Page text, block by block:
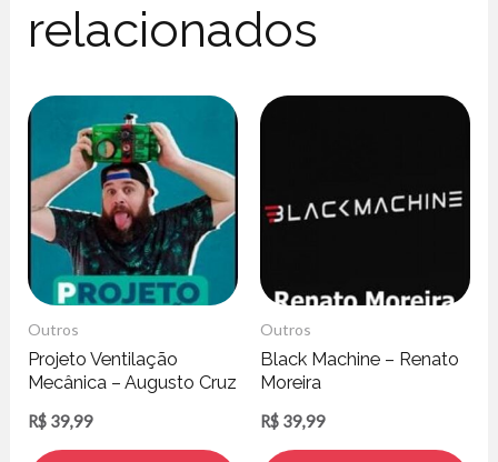
relacionados
Outros
Projeto Ventilação
Mecânica – Augusto Cruz
R$ 39,99
Outros
Black Machine – Renato
Moreira
R$ 39,99